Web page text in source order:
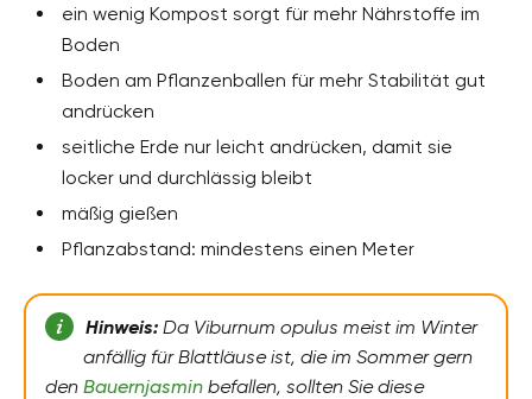
ein wenig Kompost sorgt für mehr Nährstoffe im
Boden
Boden am Pflanzenballen für mehr Stabilität gut
andrücken
seitliche Erde nur leicht andrücken, damit sie
locker und durchlässig bleibt
mäßig gießen
Pflanzabstand: mindestens einen Meter
Hinweis: Da Viburnum opulus meist im Winter
anfällig für Blattläuse ist, die im Sommer gern
den Bauernjasmin befallen, sollten Sie diese